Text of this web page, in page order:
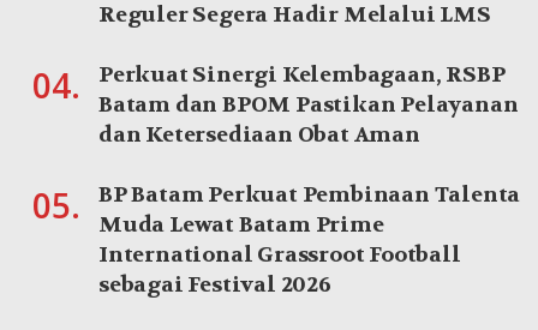
Reguler Segera Hadir Melalui LMS
04.
Perkuat Sinergi Kelembagaan, RSBP
Batam dan BPOM Pastikan Pelayanan
dan Ketersediaan Obat Aman
05.
BP Batam Perkuat Pembinaan Talenta
Muda Lewat Batam Prime
International Grassroot Football
sebagai Festival 2026